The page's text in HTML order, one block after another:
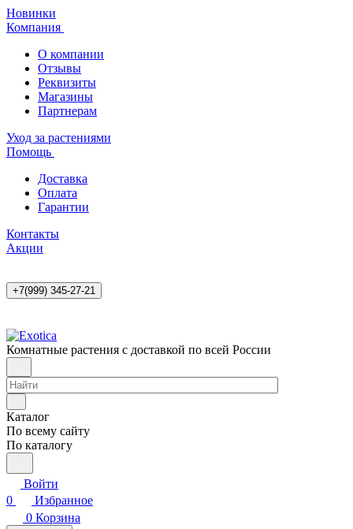
Новинки
Компания
О компании
Отзывы
Реквизиты
Магазины
Партнерам
Уход за растениями
Помощь
Доставка
Оплата
Гарантии
Контакты
Акции
+7(999) 345-27-21
Комнатные растения с доставкой по всей России
Каталог
По всему сайту
По каталогу
Войти
0
Избранное
0 Корзина